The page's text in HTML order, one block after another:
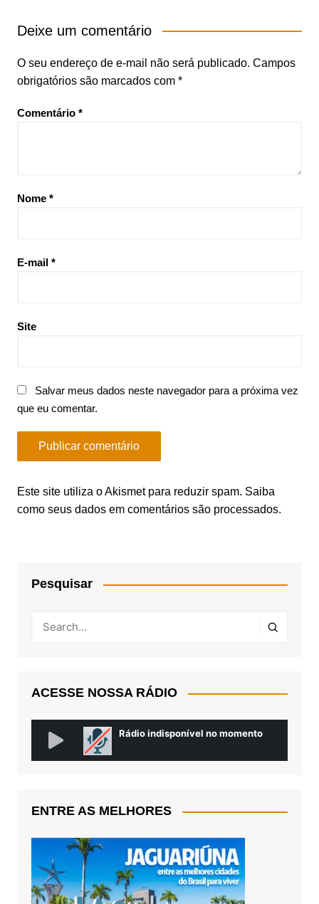
Deixe um comentário
O seu endereço de e-mail não será publicado. Campos
obrigatórios são marcados com *
Comentário *
Nome *
E-mail *
Site
Salvar meus dados neste navegador para a próxima vez
que eu comentar.
Este site utiliza o Akismet para reduzir spam. Saiba
como seus dados em comentários são processados.
Pesquisar
ACESSE NOSSA RÁDIO
ENTRE AS MELHORES